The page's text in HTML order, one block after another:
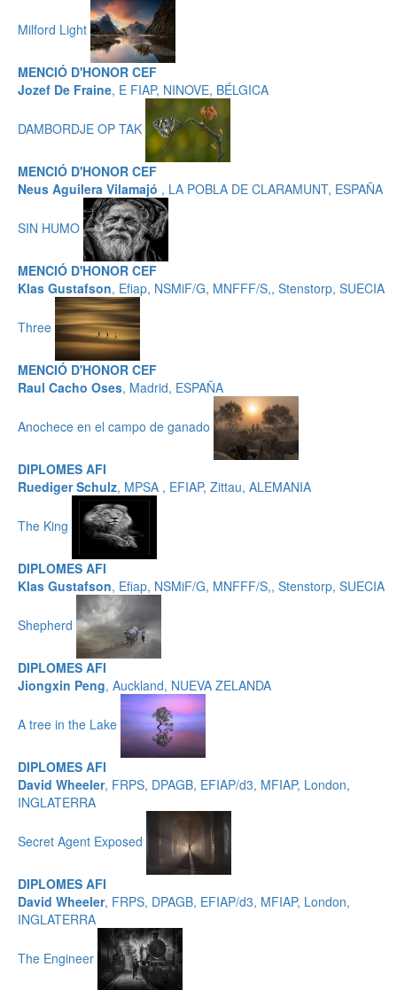
Milford Light
MENCIÓ D'HONOR CEF
Jozef De Fraine, E FIAP, NINOVE, BÉLGICA
DAMBORDJE OP TAK
MENCIÓ D'HONOR CEF
Neus Aguilera Vilamajó , LA POBLA DE CLARAMUNT, ESPAÑA
SIN HUMO
MENCIÓ D'HONOR CEF
Klas Gustafson, Efiap, NSMiF/G, MNFFF/S,, Stenstorp, SUECIA
Three
MENCIÓ D'HONOR CEF
Raul Cacho Oses, Madrid, ESPAÑA
Anochece en el campo de ganado
DIPLOMES AFI
Ruediger Schulz, MPSA , EFIAP, Zittau, ALEMANIA
The King
DIPLOMES AFI
Klas Gustafson, Efiap, NSMiF/G, MNFFF/S,, Stenstorp, SUECIA
Shepherd
DIPLOMES AFI
Jiongxin Peng, Auckland, NUEVA ZELANDA
A tree in the Lake
DIPLOMES AFI
David Wheeler, FRPS, DPAGB, EFIAP/d3, MFIAP, London,
INGLATERRA
Secret Agent Exposed
DIPLOMES AFI
David Wheeler, FRPS, DPAGB, EFIAP/d3, MFIAP, London,
INGLATERRA
The Engineer